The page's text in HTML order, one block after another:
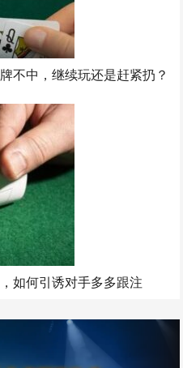
不中，继续玩还是赶紧扔？
如何引诱对手多多跟注